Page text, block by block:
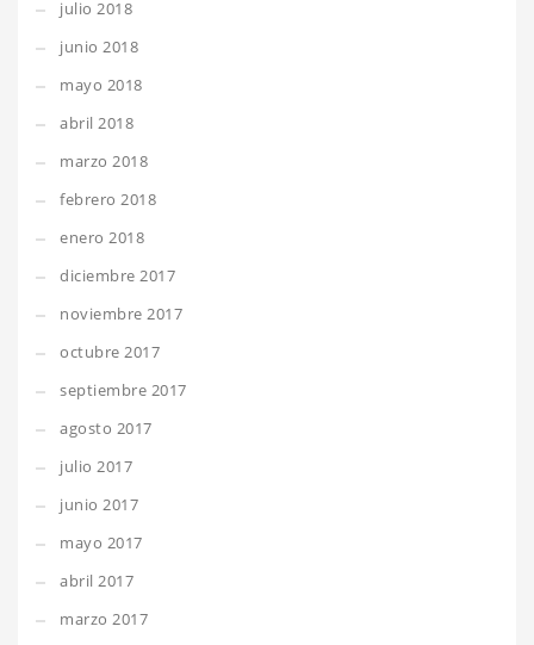
julio 2018
junio 2018
mayo 2018
abril 2018
marzo 2018
febrero 2018
enero 2018
diciembre 2017
noviembre 2017
octubre 2017
septiembre 2017
agosto 2017
julio 2017
junio 2017
mayo 2017
abril 2017
marzo 2017